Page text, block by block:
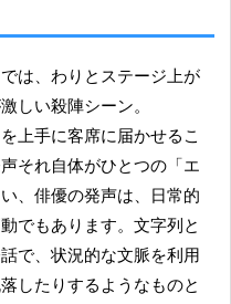
しい殺陣シーン。
上手に客席に届かせるこ
それ自体がひとつの「エ
、俳優の発声は、日常的
でもあります。文字列と
で、状況的な文脈を利用
したりするようなものと